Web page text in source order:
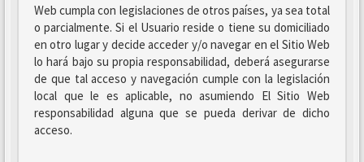
Web cumpla con legislaciones de otros países, ya sea total
o parcialmente. Si el Usuario reside o tiene su domiciliado
en otro lugar y decide acceder y/o navegar en el Sitio Web
lo hará bajo su propia responsabilidad, deberá asegurarse
de que tal acceso y navegación cumple con la legislación
local que le es aplicable, no asumiendo El Sitio Web
responsabilidad alguna que se pueda derivar de dicho
acceso.